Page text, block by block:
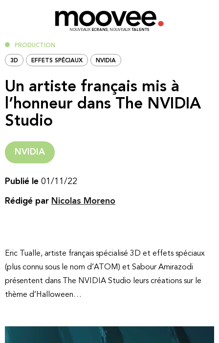
NOUVEAUX ECRANS, NOUVEAUX TALENTS
PRODUCTION
3D EFFETS SPÉCIAUX NVIDIA
Un artiste français mis à
l’honneur dans The NVIDIA
Studio
NVIDIA
Publié le 01/11/22
Rédigé par Nicolas Moreno
Eric Tualle, artiste français spécialisé 3D et effets spéciaux
(plus connu sous le nom d’ATOM) et Sabour Amirazodi
présentent dans The NVIDIA Studio leurs créations sur le
thème d’Halloween…